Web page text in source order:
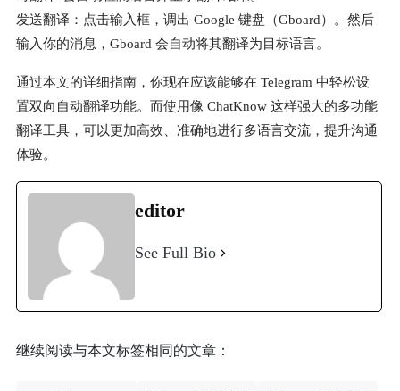
发送翻译：点击输入框，调出 Google 键盘（Gboard）。然后
输入你的消息，Gboard 会自动将其翻译为目标语言。
通过本文的详细指南，你现在应该能够在 Telegram 中轻松设
置双向自动翻译功能。而使用像 ChatKnow 这样强大的多功能
翻译工具，可以更加高效、准确地进行多语言交流，提升沟通
体验。
editor
See Full Bio
继续阅读与本文标签相同的文章：